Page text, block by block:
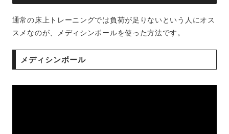
通常の床上トレーニングでは負荷が足りないという人にオス
スメなのが、メディシンボールを使った方法です。
メディシンボール